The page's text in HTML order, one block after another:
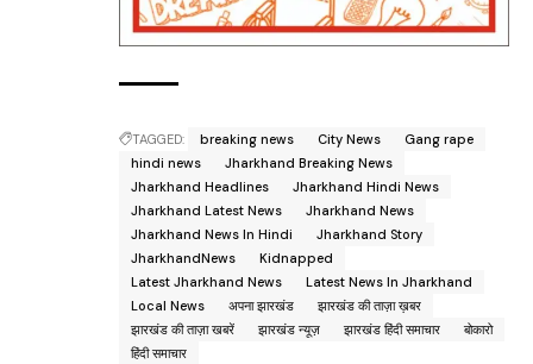
TAGGED: breaking news City News
Gang rape
hindi news
Jharkhand Breaking News
Jharkhand Headlines
Jharkhand Hindi News
Jharkhand Latest News
Jharkhand News
Jharkhand News In Hindi
Jharkhand Story
JharkhandNews
Kidnapped
Latest Jharkhand News
Latest News In Jharkhand
Local News
अपना झारखंड
झारखंड की ताज़ा ख़बर
झारखंड की ताज़ा खबरें
झारखंड न्यूज़ झारखंड हिंदी समाचार
बोकारो
हिंदी समाचार